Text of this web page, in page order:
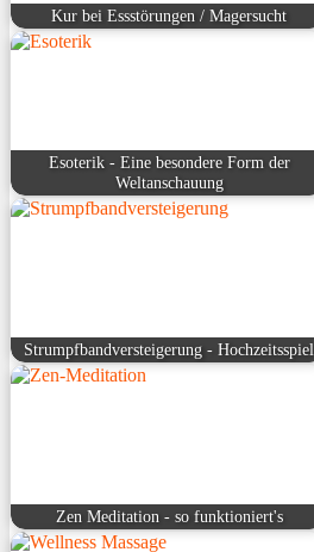
Kur bei Essstörungen / Magersucht
Esoterik - Eine besondere Form der
Weltanschauung
Strumpfbandversteigerung - Hochzeitsspiel
Zen Meditation - so funktioniert's